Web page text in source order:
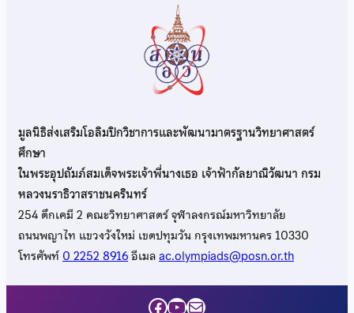
มูลนิธิส่งเสริมโอลิมปิกวิชาการและพัฒนามาตรฐานวิทยาศาสตร์
ศึกษา
ในพระอุปถัมภ์สมเด็จพระเจ้าพี่นางเธอ เจ้าฟ้ากัลยาณิวัฒนา กรม
หลวงนราธิวาสราชนครินทร์
254 ตึกเคมี 2 คณะวิทยาศาสตร์ จุฬาลงกรณ์มหาวิทยาลัย
ถนนพญาไท แขวงวังใหม่ เขตปทุมวัน กรุงเทพมหานคร 10330
โทรศัพท์0 2252 8916อีเมลac.olympiads@posn.or.th
Facebook
YouTube
Mail